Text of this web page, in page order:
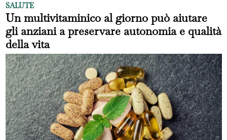
SALUTE
Un multivitaminico al giorno può aiutare
gli anziani a preservare autonomia e qualità
della vita